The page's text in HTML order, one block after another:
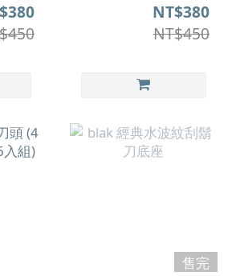
NT$380
NT$450
售完